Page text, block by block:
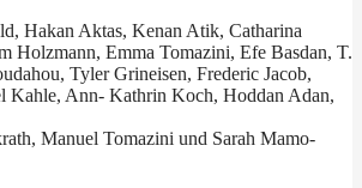
Hakan Aktas, Kenan Atik, Catharina
Holzmann, Emma Tomazini, Efe Basdan, T.
Tyler Grineisen, Frederic Jacob,
Kahle, Ann- Kathrin Koch, Hoddan Adan,
Manuel Tomazini und Sarah Mamo-